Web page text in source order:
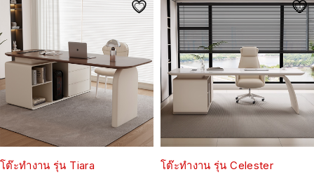
โต๊ะทำงาน รุ่น Tiara
โต๊ะทำงาน รุ่น Celester